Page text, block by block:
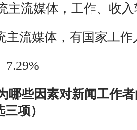
流媒体，工作、收入
流媒体，有国家工作
7.29%
些因素对新闻工作者
项）